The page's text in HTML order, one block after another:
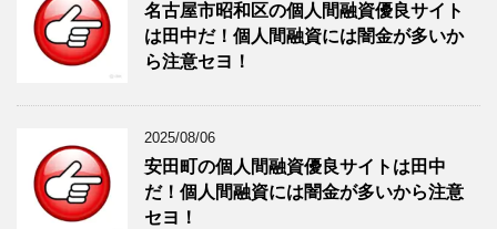
名古屋市昭和区の個人間融資優良サイト
は田中だ！個人間融資には闇金が多いか
ら注意セヨ！
2025/08/06
安田町の個人間融資優良サイトは田中
だ！個人間融資には闇金が多いから注意
セヨ！